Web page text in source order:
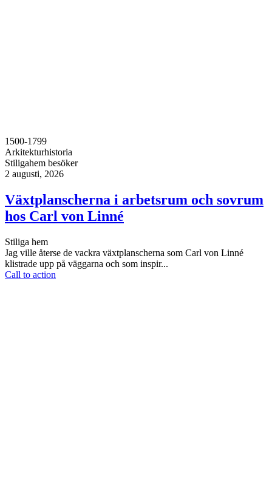
1500-1799
Arkitekturhistoria
Stiligahem besöker
2 augusti, 2026
Växtplanscherna i arbetsrum och sovrum
hos Carl von Linné
Stiliga hem
Jag ville återse de vackra växtplanscherna som Carl von Linné
klistrade upp på väggarna och som inspir...
Call to action